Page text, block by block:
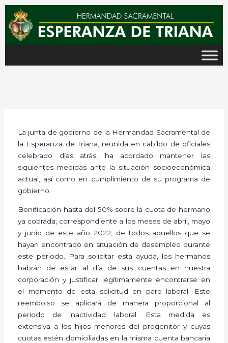
contenido
La junta de gobierno de la Hermandad Sacramental de
la Esperanza de Triana, reunida en cabildo de oficiales
celebrado días atrás, ha acordado mantener las
siguientes medidas ante la situación socioeconómica
actual, así como en cumplimiento de su programa de
gobierno:
Bonificación hasta del 50% sobre la cuota de hermano
ya cobrada, correspondiente a los meses de abril, mayo
y junio de este año 2022, de todos aquellos que se
hayan encontrado en situación de desempleo durante
este periodo. Para solicitar esta ayuda, los hermanos
habrán de estar al día de sus cuentas en nuestra
corporación y justificar legítimamente encontrarse en
el momento de esta solicitud en paro laboral. Este
reembolso se aplicará de manera proporcional al
periodo de inactividad laboral. Esta medida es
extensiva a los hijos menores del progenitor y cuyas
cuotas estén domiciliadas en la misma cuenta bancaria